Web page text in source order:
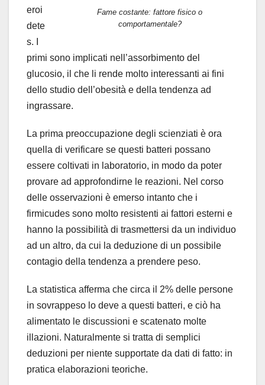
Fame costante: fattore fisico o
comportamentale?
eroi
dete
s.
primi sono implicati nell’assorbimento del
glucosio, il che li rende molto interessanti ai fini
dello studio dell’obesità e della tendenza ad
ingrassare.
La prima preoccupazione degli scienziati è ora
quella di verificare se questi batteri possano
essere coltivati in laboratorio, in modo da poter
provare ad approfondirne le reazioni. Nel corso
delle osservazioni è emerso intanto che i
firmicudes sono molto resistenti ai fattori esterni e
hanno la possibilità di trasmettersi da un individuo
ad un altro, da cui la deduzione di un possibile
contagio della tendenza a prendere peso.
La statistica afferma che circa il 2% delle persone
in sovrappeso lo deve a questi batteri, e ciò ha
alimentato le discussioni e scatenato molte
illazioni. Naturalmente si tratta di semplici
deduzioni per niente supportate da dati di fatto: in
pratica elaborazioni teoriche.